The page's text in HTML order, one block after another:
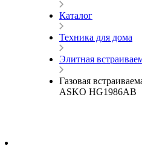
Каталог
Техника для дома
Элитная
Газовая
ASKO HG1986AB